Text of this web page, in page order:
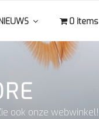
ook onze webwinkel!
0 items